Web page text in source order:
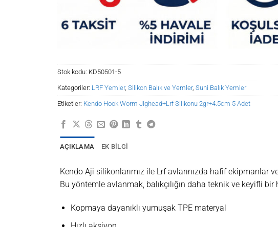
Stok kodu: KD50501-5
Kategoriler: LRF Yemler, Silikon Balık ve Yemler, Suni Balık Yemler
Etiketler: Kendo Hook Worm Jighead+Lrf Silikonu 2gr+4.5cm 5 Adet
AÇIKLAMA EK BILGI
Kendo Aji silikonlarımız ile Lrf avlarınızda hafif
Bu yöntemle avlanmak, balıkçılığın daha teknik ve keyifli
Kopmaya dayanıklı yumuşak TPE materyal